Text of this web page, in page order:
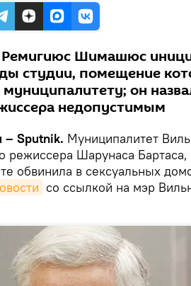
Шимашюс
студии, помещение
он
недопустимым
Sputnik. Муниципалитет
режиссера Шарунаса Бартаса,
обвинила в сексуальных
со ссылкой на мэр